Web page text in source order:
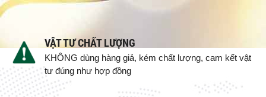
VẬT TƯ CHẤT LƯỢNG
KHÔNG dùng hàng giả, kém chất lượng, cam kết vật
tư đúng như hợp đồng